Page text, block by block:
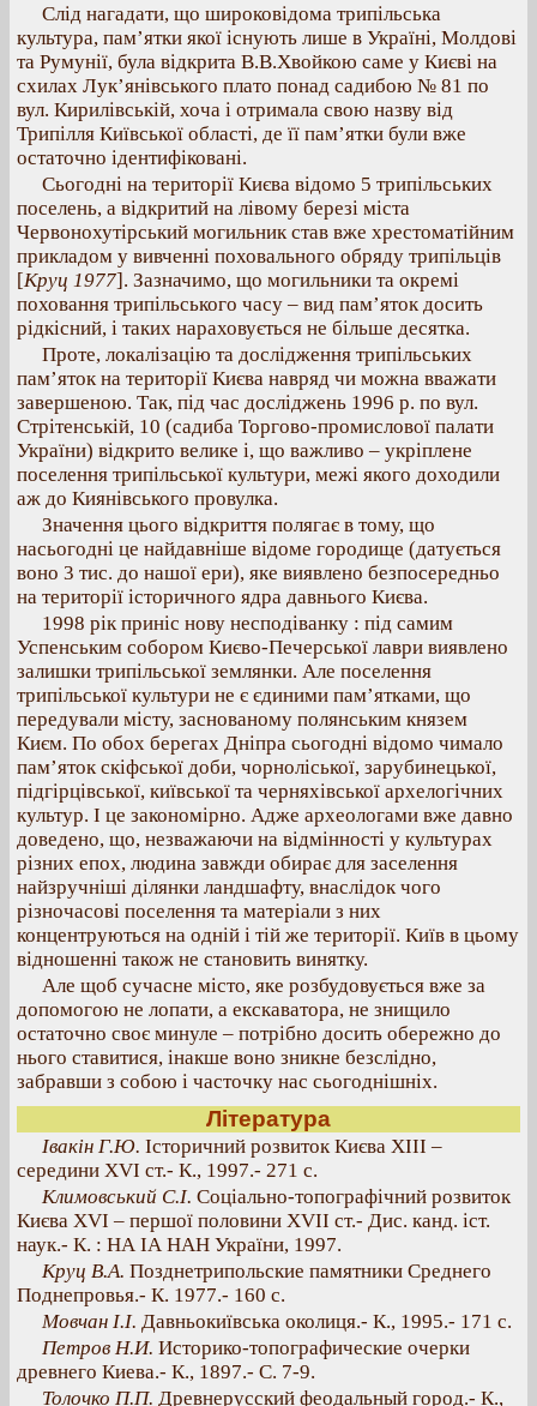
Слід нагадати, що широковідома трипільська
культура, пам’ятки якої існують лише в Україні, Молдові
та Румунії, була відкрита В.В.Хвойкою саме у Києві на
схилах Лук’янівського плато понад садибою № 81 по
вул. Кирилівській, хоча і отримала свою назву від
Трипілля Київської області, де її пам’ятки були вже
остаточно ідентифіковані.
Сьогодні на території Києва відомо 5 трипільських
поселень, а відкритий на лівому березі міста
Червонохутірський могильник став вже хрестоматійним
прикладом у вивченні поховального обряду трипільців
[Круц 1977]. Зазначимо, що могильники та окремі
поховання трипільського часу – вид пам’яток досить
рідкісний, і таких нараховується не більше десятка.
Проте, локалізацію та дослідження трипільських
пам’яток на території Києва навряд чи можна вважати
завершеною. Так, під час досліджень 1996 р. по вул.
Стрітенській, 10 (садиба Торгово-промислової палати
України) відкрито велике і, що важливо – укріплене
поселення трипільської культури, межі якого доходили
аж до Киянівського провулка.
Значення цього відкриття полягає в тому, що
насьогодні це найдавніше відоме городище (датується
воно 3 тис. до нашої ери), яке виявлено безпосередньо
на території історичного ядра давнього Києва.
1998 рік приніс нову несподіванку : під самим
Успенським собором Києво-Печерської лаври виявлено
залишки трипільської землянки. Але поселення
трипільської культури не є єдиними пам’ятками, що
передували місту, заснованому полянським князем
Києм. По обох берегах Дніпра сьогодні відомо чимало
пам’яток скіфської доби, чорноліської, зарубинецької,
підгірцівської, київської та черняхівської архелогічних
культур. І це закономірно. Адже археологами вже давно
доведено, що, незважаючи на відмінності у культурах
різних епох, людина завжди обирає для заселення
найзручніші ділянки ландшафту, внаслідок чого
різночасові поселення та матеріали з них
концентруються на одній і тій же території. Київ в цьому
відношенні також не становить винятку.
Але щоб сучасне місто, яке розбудовується вже за
допомогою не лопати, а екскаватора, не знищило
остаточно своє минуле – потрібно досить обережно до
нього ставитися, інакше воно зникне безслідно,
забравши з собою і часточку нас сьогоднішніх.
Література
Івакін Г.Ю. Історичний розвиток Києва XIII –
середини ХVІ ст.- К., 1997.- 271 с.
Климовський С.І. Соціально-топографічний розвиток
Києва ХVІ – першої половини ХVІІ ст.- Дис. канд. іст.
наук.- К. : НА ІА НАН України, 1997.
Круц В.А. Позднетрипольские памятники Среднего
Поднепровья.- К. 1977.- 160 с.
Мовчан І.І. Давньокиївська околиця.- К., 1995.- 171 с.
Петров Н.И. Историко-топографические очерки
древнего Киева.- К., 1897.- С. 7-9.
Толочко П.П. Древнерусский феодальный город.- К.,